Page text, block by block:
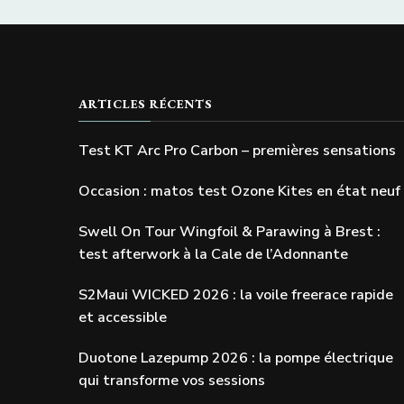
ARTICLES RÉCENTS
Test KT Arc Pro Carbon – premières sensations
Occasion : matos test Ozone Kites en état neuf
Swell On Tour Wingfoil & Parawing à Brest :
test afterwork à la Cale de l’Adonnante
S2Maui WICKED 2026 : la voile freerace rapide
et accessible
Duotone Lazepump 2026 : la pompe électrique
qui transforme vos sessions